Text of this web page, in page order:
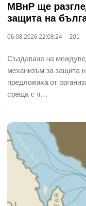
МВнР ще
защита на
06.08.2026 22:08:24 201
Създаване на
механизъм за защита
предложиха от
среща с п…